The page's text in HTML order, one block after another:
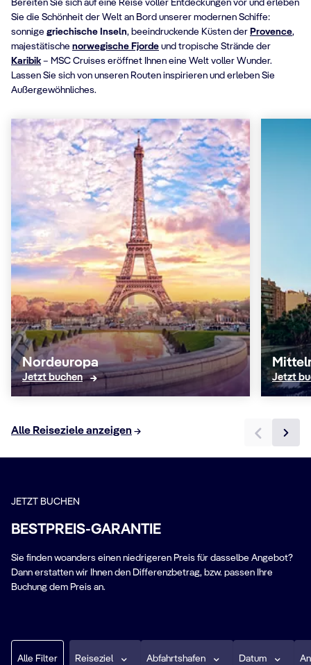
Bereiten Sie sich auf eine Reise voller Entdeckungen vor und erleben
Sie die Schönheit der Welt an Bord unserer modernen Schiffe:
sonnige griechische Inseln, beeindruckende Küsten der Provence,
majestätische norwegische Fjorde und tropische Strände der
Karibik– MSC Cruises eröffnet Ihnen eine Welt voller Wunder.
Lassen Sie sich von unseren Routen inspirieren und erleben Sie
Außergewöhnliches.
Nordeuropa
Jetzt buchen Jetzt
Alle Reiseziele anzeigen
JETZT BUCHEN
BESTPREIS-GARANTIE
Sie finden woanders einen niedrigeren Preis für dasselbe Angebot?
Dann erstatten wir Ihnen den Differenzbetrag, bzw. passen Ihre
Buchung dem Preis an.
Reiseziel Abfahrtshafen Datum
Alle Filter